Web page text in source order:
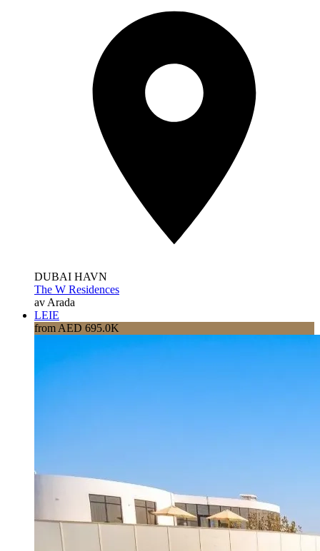
DUBAI HAVN
The W Residences
av Arada
LEIE
from AED 695.0K